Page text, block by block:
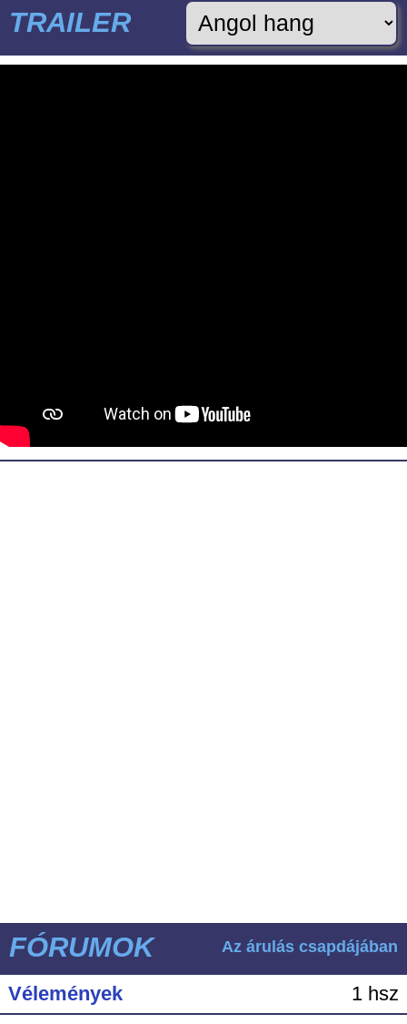
TRAILER
FÓRUMOK Az árulás csapdájában
Vélemények
1 hsz